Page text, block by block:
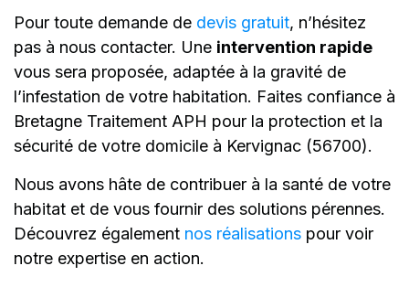
Pour toute demande de devis gratuit, n’hésitez
pas à nous contacter. Une intervention rapide
vous sera proposée, adaptée à la gravité de
l’infestation de votre habitation. Faites confiance à
Bretagne Traitement APH pour la protection et la
sécurité de votre domicile à Kervignac (56700).
Nous avons hâte de contribuer à la santé de votre
habitat et de vous fournir des solutions pérennes.
Découvrez également nos réalisations pour voir
notre expertise en action.